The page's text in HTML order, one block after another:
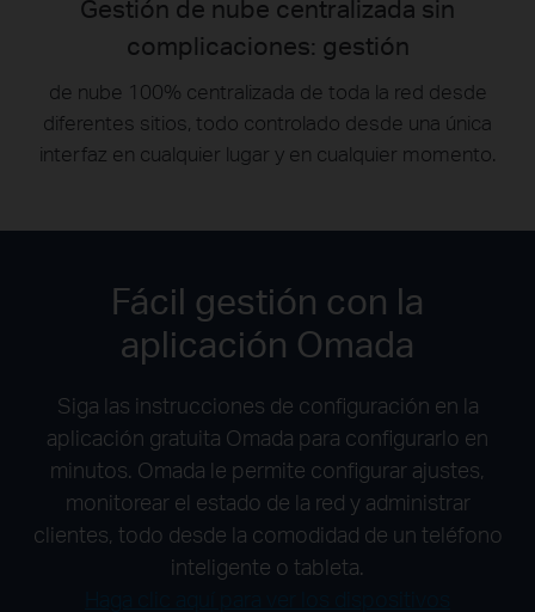
Gestión de nube centralizada sin
complicaciones: gestión
de nube 100% centralizada de toda la red desde
diferentes sitios, todo controlado desde una única
interfaz en cualquier lugar y en cualquier momento.
Fácil gestión con la
aplicación Omada
Siga las instrucciones de configuración en la
aplicación gratuita Omada para configurarlo en
minutos. Omada le permite configurar ajustes,
monitorear el estado de la red y administrar
clientes, todo desde la comodidad de un teléfono
inteligente o tableta.